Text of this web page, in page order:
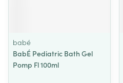
babé
BabÉ Pediatric Bath Gel
Pomp Fl 100ml